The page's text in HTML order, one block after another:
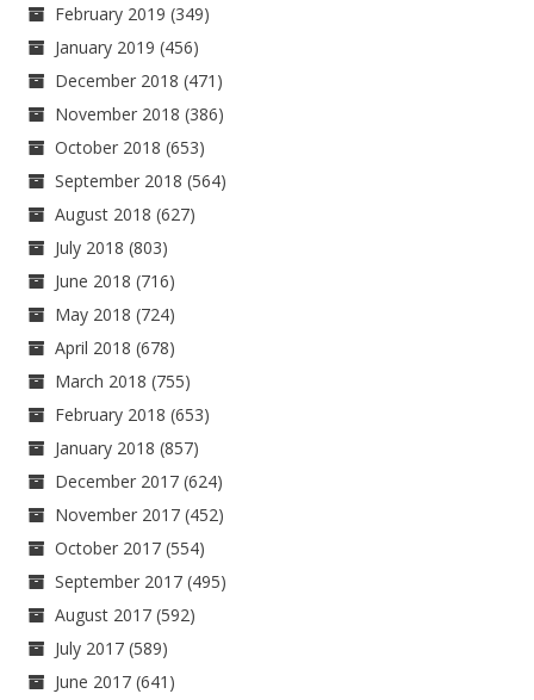
February 2019 (349)
January 2019 (456)
December 2018 (471)
November 2018 (386)
October 2018 (653)
September 2018 (564)
August 2018 (627)
July 2018 (803)
June 2018 (716)
May 2018 (724)
April 2018 (678)
March 2018 (755)
February 2018 (653)
January 2018 (857)
December 2017 (624)
November 2017 (452)
October 2017 (554)
September 2017 (495)
August 2017 (592)
July 2017 (589)
June 2017 (641)